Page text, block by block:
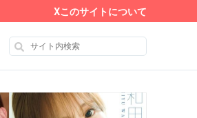
Xこのサイトについて